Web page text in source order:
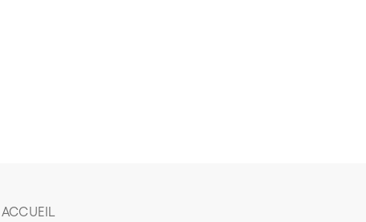
ACCUEIL